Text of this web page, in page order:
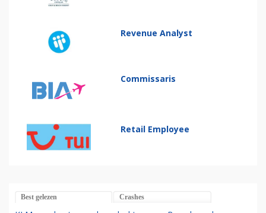
Revenue Analyst
Commissaris
Retail Employee
Best gelezen Crashes